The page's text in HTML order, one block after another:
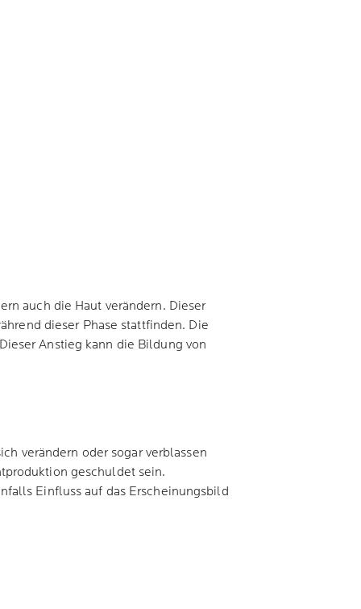
auch die Haut verändern. Dieser
dieser Phase stattfinden. Die
Anstieg kann die Bildung von
verändern oder sogar verblassen
geschuldet sein.
Einfluss auf das Erscheinungsbild